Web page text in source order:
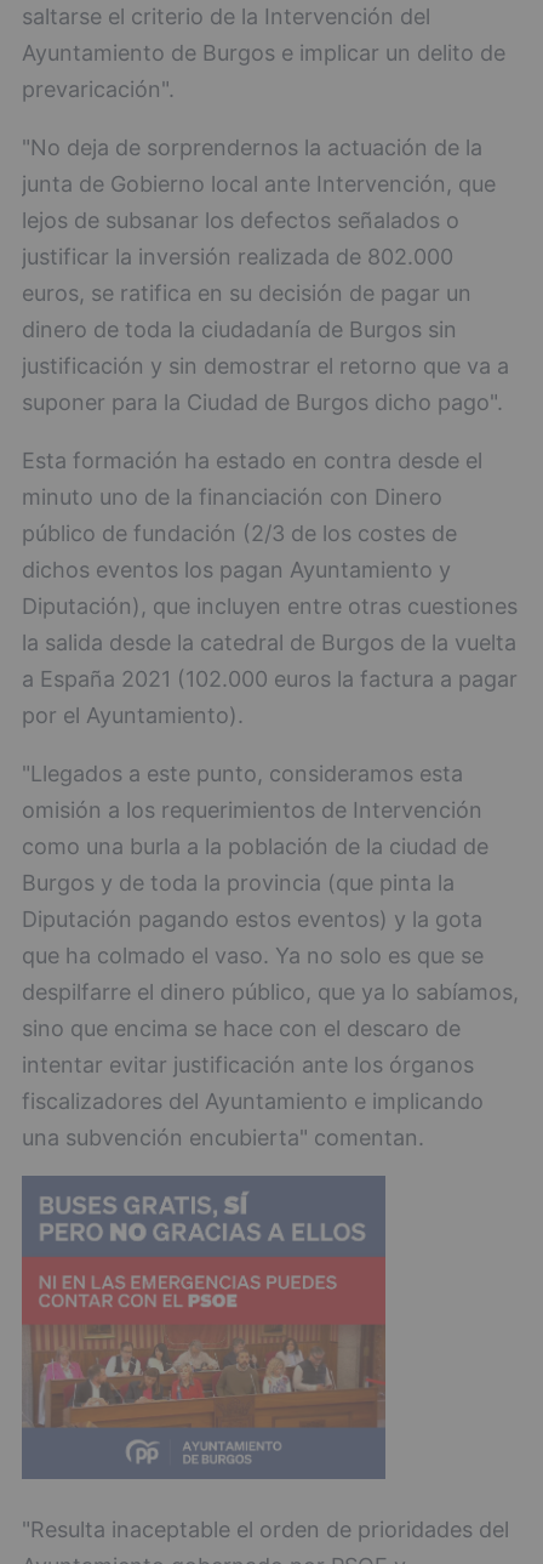
saltarse el criterio de la Intervención del
Ayuntamiento de Burgos e implicar un delito de
prevaricación".
"No deja de sorprendernos la actuación de la
junta de Gobierno local ante Intervención, que
lejos de subsanar los defectos señalados o
justificar la inversión realizada de 802.000
euros, se ratifica en su decisión de pagar un
dinero de toda la ciudadanía de Burgos sin
justificación y sin demostrar el retorno que va a
suponer para la Ciudad de Burgos dicho pago".
Esta formación ha estado en contra desde el
minuto uno de la financiación con Dinero
público de fundación (2/3 de los costes de
dichos eventos los pagan Ayuntamiento y
Diputación), que incluyen entre otras cuestiones
la salida desde la catedral de Burgos de la vuelta
a España 2021 (102.000 euros la factura a pagar
por el Ayuntamiento).
"Llegados a este punto, consideramos esta
omisión a los requerimientos de Intervención
como una burla a la población de la ciudad de
Burgos y de toda la provincia (que pinta la
Diputación pagando estos eventos) y la gota
que ha colmado el vaso. Ya no solo es que se
despilfarre el dinero público, que ya lo sabíamos,
sino que encima se hace con el descaro de
intentar evitar justificación ante los órganos
fiscalizadores del Ayuntamiento e implicando
una subvención encubierta" comentan.
"Resulta inaceptable el orden de prioridades del